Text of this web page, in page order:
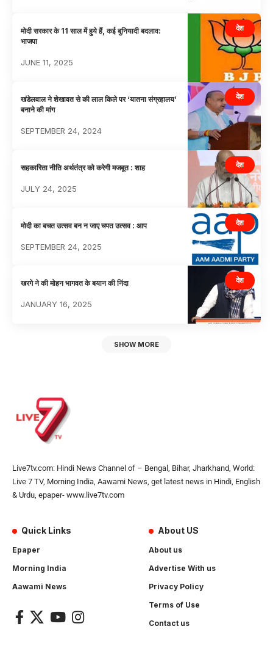
देश
मोदी सरकार के 11 साल में हुये हैं, कई बुनियादी बदलाव:
भाजपा
JUNE 11, 2025
देश
खंडेलवाल ने शेखावत से की लाल किले पर ‘यातना संग्रहालय’
बनाने की मांग
SEPTEMBER 24, 2024
देश
सहकारिता नीति अर्थतंत्र को करेगी मजबूत : शाह
JULY 24, 2025
देश
मोदी का बचत उत्सव बन न जाए चपत उत्सव : आप
SEPTEMBER 24, 2025
देश
खरगे ने की मोहन भागवत के बयान की निंदा
JANUARY 16, 2025
SHOW MORE
Live7tv.com: Hindi News Channel of – Bengal, Bihar, Jharkhand, World:
Live 7 TV, Morning India, Aawami News, get latest news in Hindi, English
& Urdu, epaper- www.live7tv.com
Quick Links
Epaper
Morning India
Aawami News
About US
About us
Advertise With us
Privacy Policy
Terms of Use
Contact us